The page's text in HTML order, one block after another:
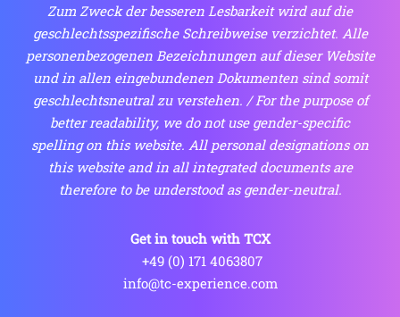
Zum Zweck der besseren Lesbarkeit wird auf die
geschlechtsspezifische Schreibweise verzichtet. Alle
personenbezogenen Bezeichnungen auf dieser Website
und in allen eingebundenen Dokumenten sind somit
geschlechtsneutral zu verstehen. / For the purpose of
better readability, we do not use gender-specific
spelling on this website. All personal designations on
this website and in all integrated documents are
therefore to be understood as gender-neutral.
Get in touch with TCX
+49 (0) 171 4063807
info@tc-experience.com